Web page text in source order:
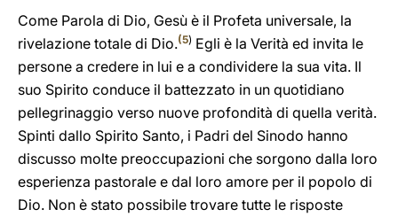
Come Parola di Dio, Gesù è il Profeta universale, la
rivelazione totale di Dio.(5) Egli è la Verità ed invita le
persone a credere in lui e a condividere la sua vita. Il
suo Spirito conduce il battezzato in un quotidiano
pellegrinaggio verso nuove profondità di quella verità.
Spinti dallo Spirito Santo, i Padri del Sinodo hanno
discusso molte preoccupazioni che sorgono dalla loro
esperienza pastorale e dal loro amore per il popolo di
Dio. Non è stato possibile trovare tutte le risposte